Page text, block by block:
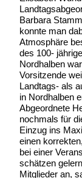
Barbara
konnte man
Atmosphäre
des 100-
Nordhalben
Vorsitzende
Landtags- als
in Nordhalben
Abgeordnete
nochmals für
Einzug ins
einen
bei einer
schätzen
Mitglieder an,